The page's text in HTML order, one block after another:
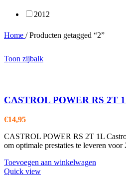
2012
Home / Producten getagged “2”
Toon zijbalk
CASTROL POWER RS 2T
€14,95
CASTROL POWER RS 2T 1L
om optimale prestaties te leveren voor
Toevoegen aan winkelwagen
Quick view